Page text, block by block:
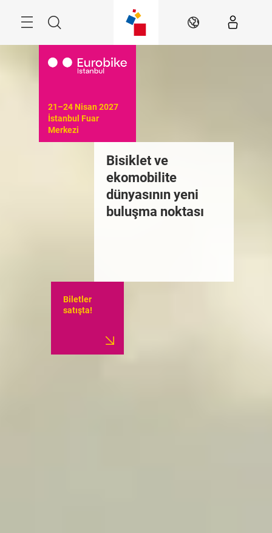
Arama TR
Bisiklet ve
ekomobilite
dünyasının yeni
buluşma noktası
21–24 Nisan 2027
İstanbul Fuar
Merkezi
Biletler
satışta!